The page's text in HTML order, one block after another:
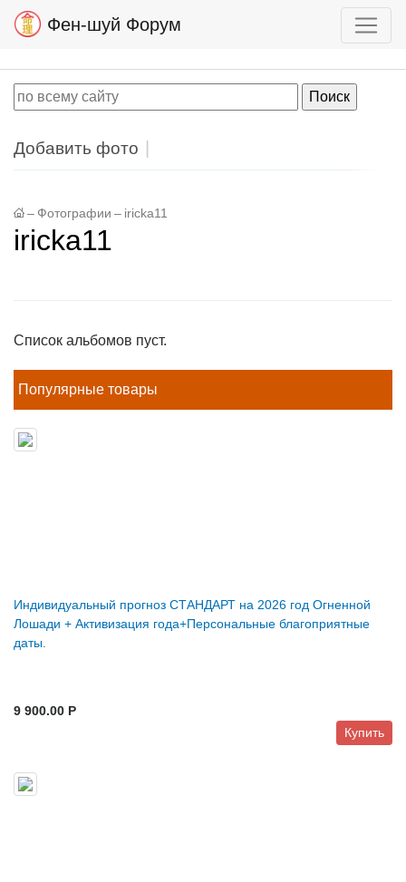
Фен-шуй Форум
Добавить фото
– Фотографии – iricka11
iricka11
Список альбомов пуст.
Популярные товары
Индивидуальный прогноз СТАНДАРТ на 2026 год Огненной
Лошади + Активизация года+Персональные благоприятные
даты.
9 900.00 P
Купить